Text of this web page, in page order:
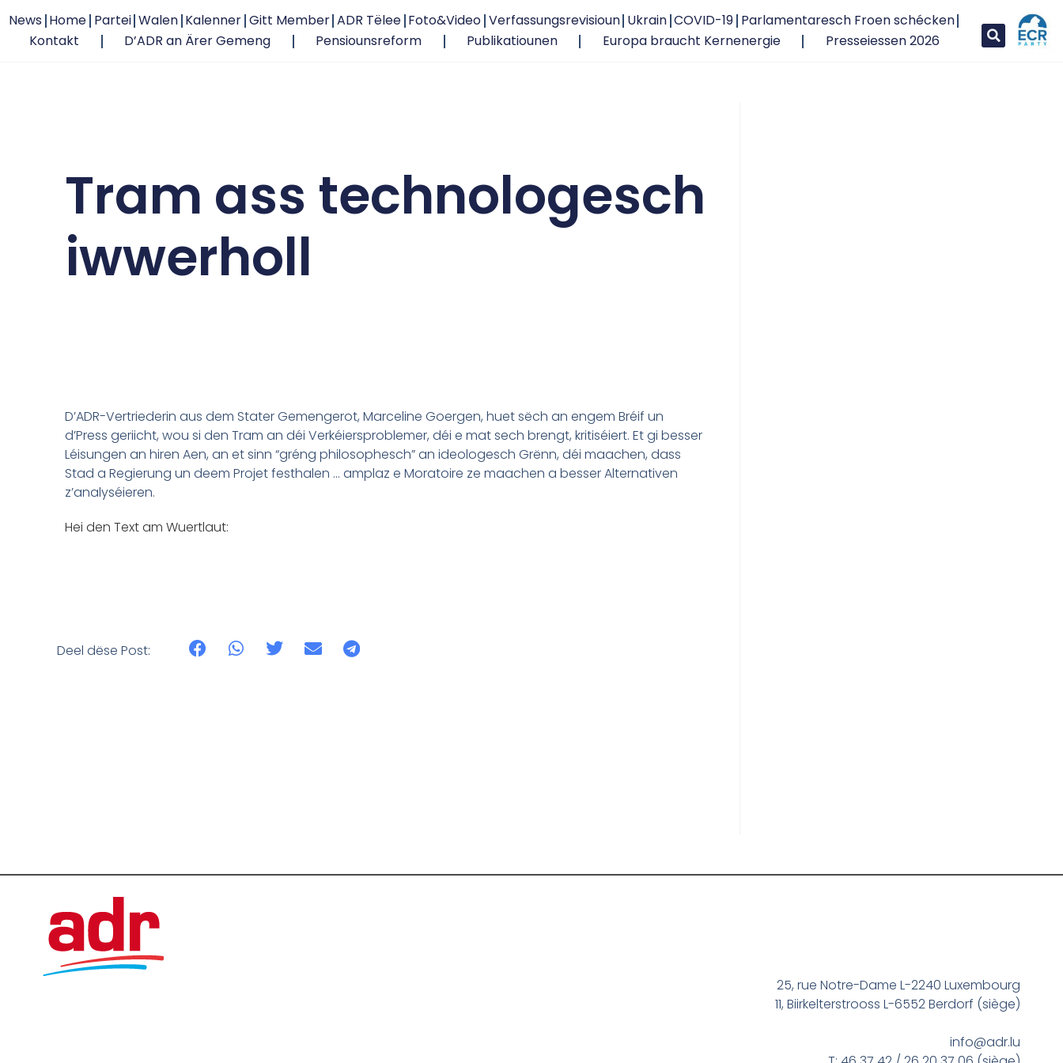
News Home Partei Walen Kalenner Gitt Member ADR Tëlee Foto&Video Verfassungsrevisioun Ukrain COVID-19 Parlamentaresch Froen schécken
Kontakt
D’ADR an Ärer Gemeng Pensiounsreform Publikatiounen Europa braucht Kernenergie Presseiessen 2026
Tram ass technologesch
iwwerholl
D’ADR-Vertriederin aus dem Stater Gemengerot, Marceline Goergen, huet sëch an engem Bréif un
d’Press geriicht, wou si den Tram an déi Verkéiersproblemer, déi e mat sech brengt, kritiséiert. Et gi besser
Léisungen an hiren Aen, an et sinn “gréng philosophesch” an ideologesch Grënn, déi maachen, dass
Stad a Regierung un deem Projet festhalen … amplaz e Moratoire ze maachen a besser Alternativen
z’analyséieren.
Hei den Text am Wuertlaut:
Deel dëse Post:
25, rue Notre-Dame L-2240 Luxembourg
11, Biirkelterstrooss L-6552 Berdorf (siège)
info@adr.lu